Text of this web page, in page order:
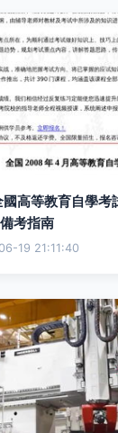
高等教育自學考
考指南
19 21:11:40